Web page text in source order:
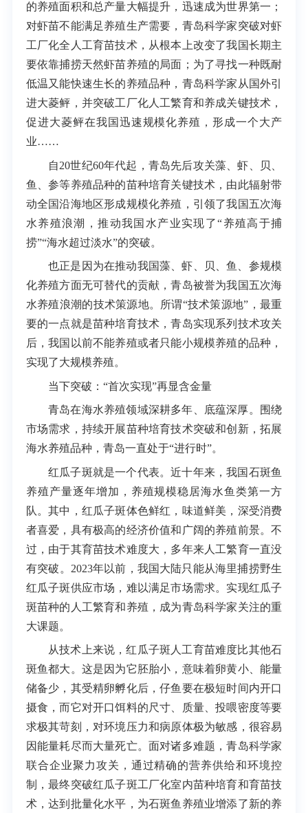
的养殖面积和总产量大幅提升，迅速成为世界第一；
对虾苗不能满足养殖生产需要，青岛科学家突破对虾
工厂化全人工育苗技术，从根本上改变了我国长期主
要依靠捕捞天然虾苗养殖的局面；为了寻找一种既耐
低温又能快速生长的养殖品种，青岛科学家从国外引
进大菱鲆，并突破工厂化人工繁育和养成关键技术，
促进大菱鲆在我国迅速规模化养殖，形成一个大产
业……
自20世纪60年代起，青岛先后攻关藻、虾、贝、
鱼、参等养殖品种的苗种培育关键技术，由此辐射带
动全国沿海地区形成规模化养殖，引领了我国五次海
水养殖浪潮，推动我国水产业实现了“养殖高于捕
捞”“海水超过淡水”的突破。
也正是因为在推动我国藻、虾、贝、鱼、参规模
化养殖方面无可替代的贡献，青岛被誉为我国五次海
水养殖浪潮的技术策源地。所谓“技术策源地”，最重
要的一点就是苗种培育技术，青岛实现系列技术攻关
后，我国以前不能养殖或者只能小规模养殖的品种，
实现了大规模养殖。
当下突破：“首次实现”再显含金量
青岛在海水养殖领域深耕多年、底蕴深厚。围绕
市场需求，持续开展苗种培育技术突破和创新，拓展
海水养殖品种，青岛一直处于“进行时”。
红瓜子斑就是一个代表。近十年来，我国石斑鱼
养殖产量逐年增加，养殖规模稳居海水鱼类第一方
队。其中，红瓜子斑体色鲜红，味道鲜美，深受消费
者喜爱，具有极高的经济价值和广阔的养殖前景。不
过，由于其育苗技术难度大，多年来人工繁育一直没
有突破。2023年以前，我国大陆只能从海里捕捞野生
红瓜子斑供应市场，难以满足市场需求。实现红瓜子
斑苗种的人工繁育和养殖，成为青岛科学家关注的重
大课题。
从技术上来说，红瓜子斑人工育苗难度比其他石
斑鱼都大。这是因为它胚胎小，意味着卵黄小、能量
储备少，其受精卵孵化后，仔鱼要在极短时间内开口
摄食，而它对开口饵料的尺寸、质量、投喂密度等要
求极其苛刻，对环境压力和病原体极为敏感，很容易
因能量耗尽而大量死亡。面对诸多难题，青岛科学家
联合企业聚力攻关，通过精确的营养供给和环境控
制，最终突破红瓜子斑工厂化室内苗种培育和育苗技
术，达到批量化水平，为石斑鱼养殖业增添了新的养